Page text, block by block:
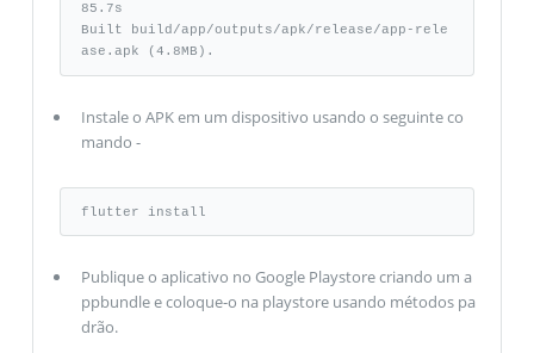
85.7s
Built build/app/outputs/apk/release/app-rele
ase.apk (4.8MB).
Instale o APK em um dispositivo usando o seguinte co
mando -
flutter install
Publique o aplicativo no Google Playstore criando um a
ppbundle e coloque-o na playstore usando métodos pa
drão.